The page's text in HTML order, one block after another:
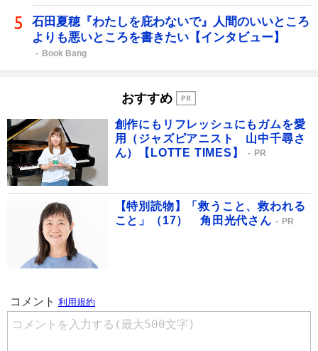
石田夏穂『わたしを庇わないで』人間のいいところ
よりも悪いところを書きたい【インタビュー】
Book Bang
おすすめ
創作にもリフレッシュにもガムを愛
用（ジャズピアニスト 山中千尋さ
ん）【LOTTE TIMES】
PR
【特別読物】「救うこと、救われる
こと」（17） 角田光代さん
PR